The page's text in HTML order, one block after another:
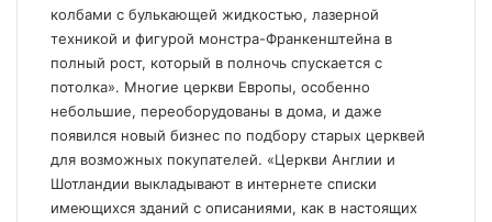
колбами с булькающей жидкостью, лазерной
техникой и фигурой монстра-Франкенштейна в
полный рост, который в полночь спускается с
потолка». Многие церкви Европы, особенно
небольшие, переоборудованы в дома, и даже
появился новый бизнес по подбору старых церквей
для возможных покупателей. «Церкви Англии и
Шотландии выкладывают в интернете списки
имеющихся зданий с описаниями, как в настоящих